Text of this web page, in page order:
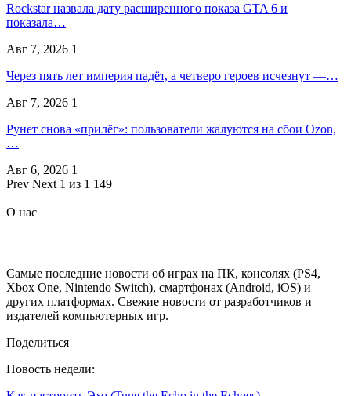
Rockstar назвала дату расширенного показа GTA 6 и
показала…
Авг 7, 2026 1
Через пять лет империя падёт, а четверо героев исчезнут —…
Авг 7, 2026 1
Рунет снова «прилёг»: пользователи жалуются на сбои Ozon,
…
Авг 6, 2026 1
Prev Next 1 из 1 149
О нас
Самые последние новости об играх на ПК, консолях (PS4,
Xbox One, Nintendo Switch), смартфонах (Android, iOS) и
других платформах. Свежие новости от разработчиков и
издателей компьютерных игр.
Поделиться
Новость недели: